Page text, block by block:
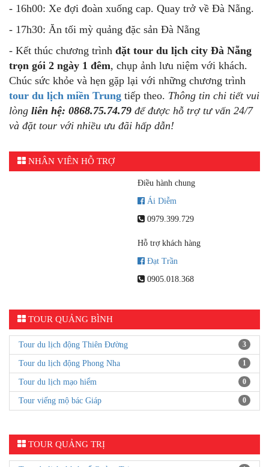
- 16h00: Xe đợi đoàn xuống cap. Quay trở về Đà Nẵng.
- 17h30: Ăn tối mỳ quảng đặc sản Đà Nẵng
- Kết thúc chương trình đặt tour du lịch city Đà Nẵng
trọn gói 2 ngày 1 đêm, chụp ảnh lưu niệm với khách.
Chúc sức khỏe và hẹn gặp lại với những chương trình
tour du lịch miền Trung tiếp theo. Thông tin chi tiết vui
lòng liên hệ: 0868.75.74.79 để được hỗ trợ tư vấn 24/7
và đặt tour với nhiều ưu đãi hấp dẫn!
NHÂN VIÊN HỖ TRỢ
Điều hành chung
Ái Diễm
0979.399.729
Hỗ trợ khách hàng
Đạt Trần
0905.018.368
TOUR QUẢNG BÌNH
Tour du lịch động Thiên Đường 3
Tour du lịch động Phong Nha 1
Tour du lịch mạo hiểm 0
Tour viếng mộ bác Giáp 0
TOUR QUẢNG TRỊ